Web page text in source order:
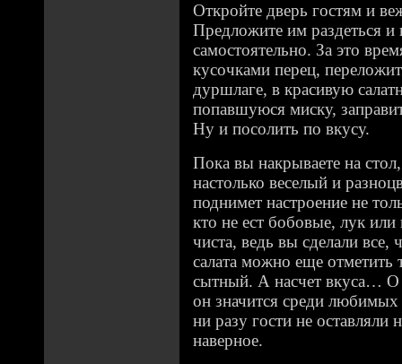
Откройте дверь гостям и
Предложите им раздеться
самостоятельно. За это
кусочками перец,
дуршлаге, в красивую
попавшуюся миску,
Ну и посолить по вкусу.
Пока вы накрываете на
настолько веселый и
поднимет настроение не
кто не ест бобовые, лук или
чиста, ведь вы сделали все,
салата можно еще отметить
сытный. А насчет вкуса… О
он значится среди
ни разу гости не
наверное.